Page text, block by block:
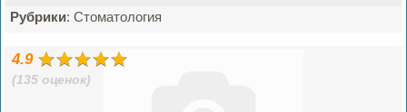
Рубрики: Стоматология
4.9
(135 оценок)